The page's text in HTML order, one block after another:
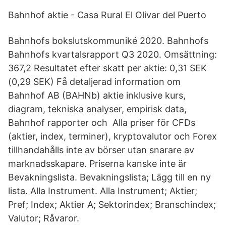
Bahnhof aktie - Casa Rural El Olivar del Puerto
Bahnhofs bokslutskommuniké 2020. Bahnhofs
Bahnhofs kvartalsrapport Q3 2020. Omsättning:
367,2 Resultatet efter skatt per aktie: 0,31 SEK
(0,29 SEK) Få detaljerad information om
Bahnhof AB (BAHNb) aktie inklusive kurs,
diagram, tekniska analyser, empirisk data,
Bahnhof rapporter och Alla priser för CFDs
(aktier, index, terminer), kryptovalutor och Forex
tillhandahålls inte av börser utan snarare av
marknadsskapare. Priserna kanske inte är
Bevakningslista. Bevakningslista; Lägg till en ny
lista. Alla Instrument. Alla Instrument; Aktier;
Pref; Index; Aktier A; Sektorindex; Branschindex;
Valutor; Råvaror.